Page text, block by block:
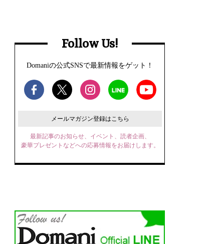
Follow Us!
Domaniの公式SNSで最新情報をゲット！
メールマガジン登録はこちら
最新記事のお知らせ、イベント、読者企画、
豪華プレゼントなどへの応募情報をお届けします。